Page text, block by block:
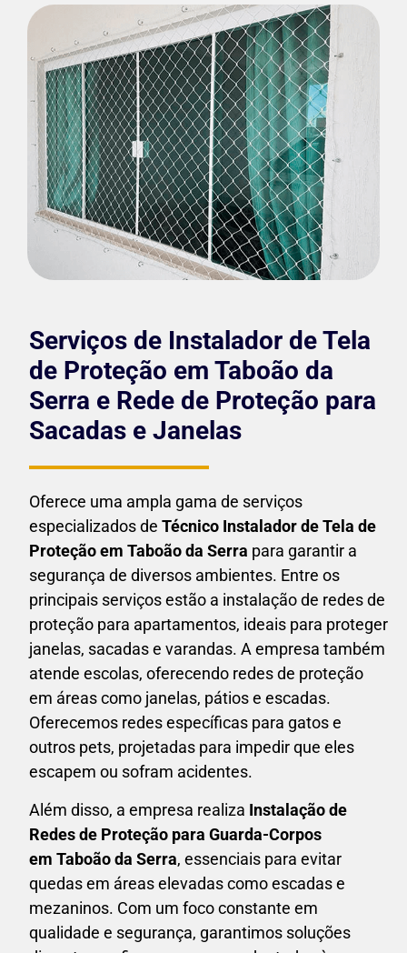
Serviços de Instalador de Tela
de Proteção em Taboão da
Serra e Rede de Proteção para
Sacadas e Janelas
Oferece uma ampla gama de serviços
especializados de Técnico Instalador de Tela de
Proteção em Taboão da Serra para garantir a
segurança de diversos ambientes. Entre os
principais serviços estão a instalação de redes de
proteção para apartamentos, ideais para proteger
janelas, sacadas e varandas. A empresa também
atende escolas, oferecendo redes de proteção
em áreas como janelas, pátios e escadas.
Oferecemos redes específicas para gatos e
outros pets, projetadas para impedir que eles
escapem ou sofram acidentes.
Além disso, a empresa realiza Instalação de
Redes de Proteção para Guarda-Corpos
em Taboão da Serra, essenciais para evitar
quedas em áreas elevadas como escadas e
mezaninos. Com um foco constante em
qualidade e segurança, garantimos soluções